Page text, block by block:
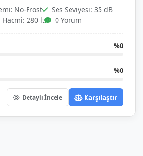
No-Frost
Ses Seviyesi: 35 dB
280 lt
0 Yorum
%0
%0
Detaylı İncele Karşılaştır